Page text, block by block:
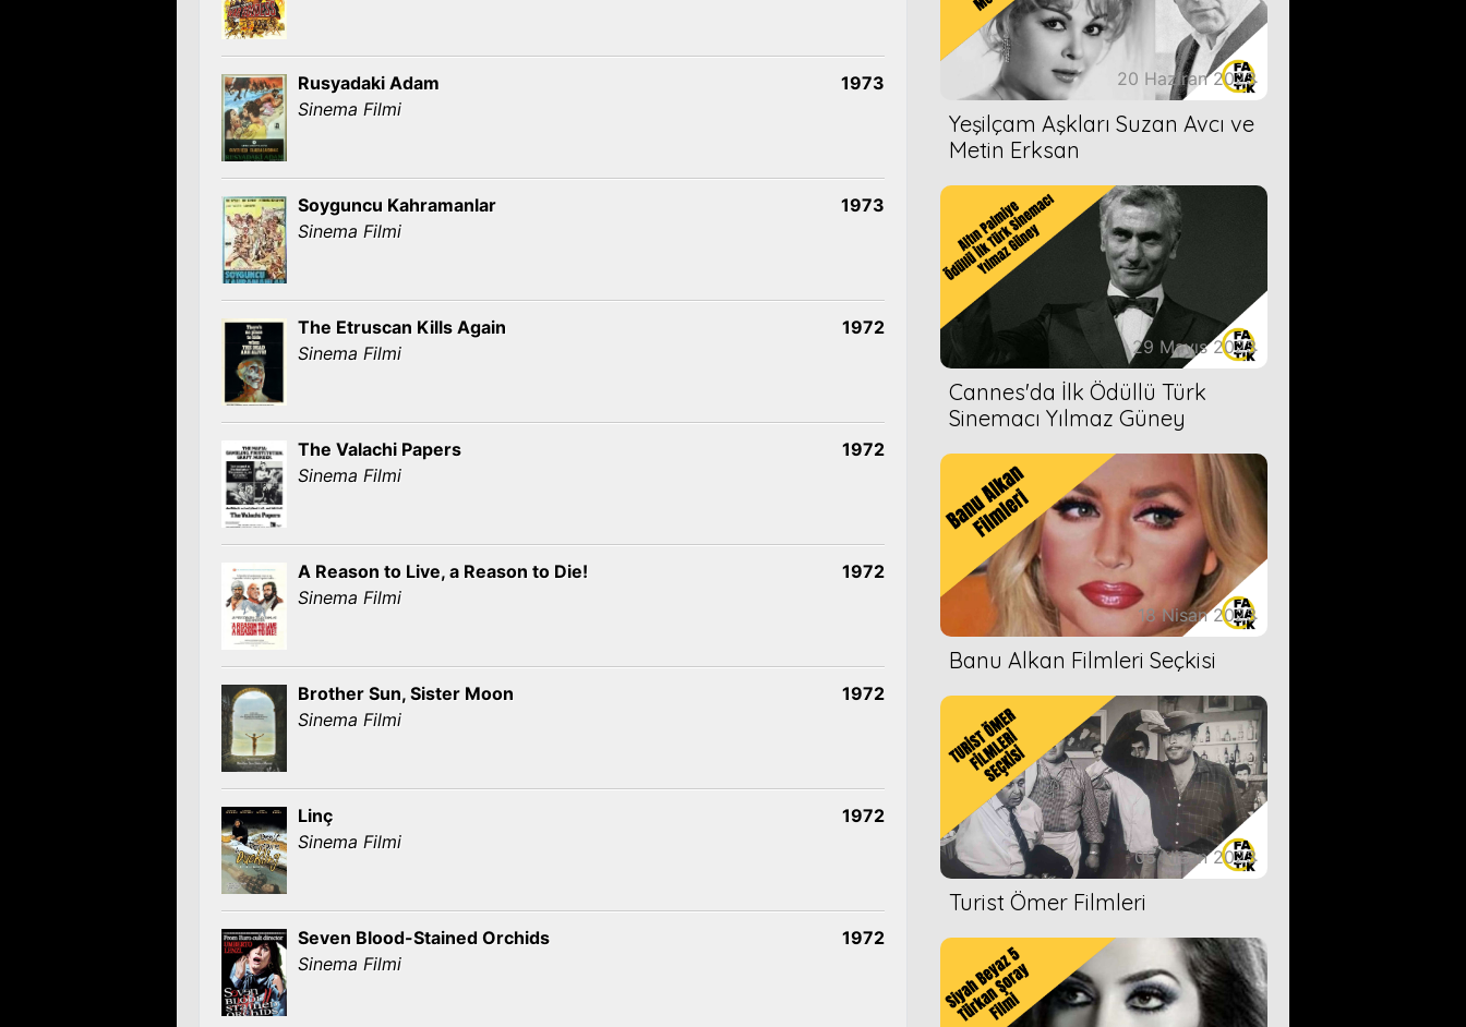
Rusyadaki Adam
Sinema Filmi
1973
Soyguncu Kahramanlar
Sinema Filmi
1973
The Etruscan Kills Again
Sinema Filmi
1972
The Valachi Papers
Sinema Filmi
1972
A Reason to Live, a Reason to Die!
Sinema Filmi
1972
Brother Sun, Sister Moon
Sinema Filmi
1972
Linç
Sinema Filmi
1972
Seven Blood-Stained Orchids
Sinema Filmi
1972
20 Haziran 2023
Yeşilçam Aşkları Suzan Avcı ve
Metin Erksan
29 Mayıs 2023
Cannes'da İlk Ödüllü Türk
Sinemacı Yılmaz Güney
18 Nisan 2023
Banu Alkan Filmleri Seçkisi
05 Nisan 2023
Turist Ömer Filmleri